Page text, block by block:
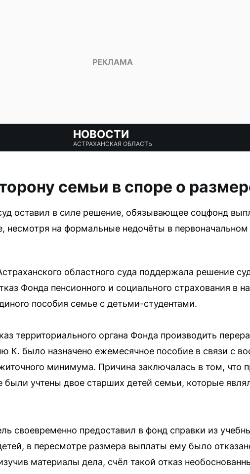
НОВОСТИ
АСТРАХАНСКАЯ ОБЛАСТЬ
семьи в споре о
оставил в силе решение, обязывающее соцфонд
несмотря на формальные недочёты в первоначальном
областного суда поддержала решение
Фонда пенсионного и социального страхования в
пособия семье с детьми-студентами.
территориального органа Фонда производить
К. было назначено ежемесячное пособие в связи с
минимума. Причина заключалась в том, что
были учтены двое старших детей семьи, которые
своевременно предоставил в фонд справки из
в пересмотре размера выплаты ему было
материалы дела, счёл такой отказ